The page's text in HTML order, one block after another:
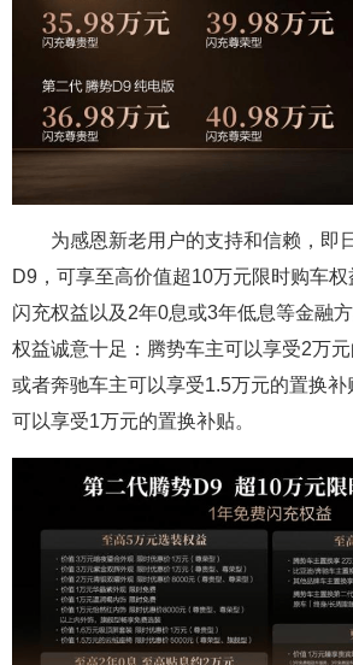
为感恩新老用户的支持和信赖，即
D9，可享至高价值超10万元限时购车
闪充权益以及2年0息或3年低息等金融
权益诚意十足：腾势车主可以享受2万
或者奔驰车主可以享受1.5万元的置换
可以享受1万元的置换补贴。